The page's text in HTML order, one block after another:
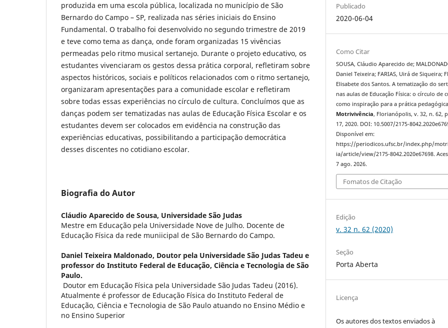
produzida em uma escola pública, localizada no município de São
Bernardo do Campo – SP, realizada nas séries iniciais do Ensino
Fundamental. O trabalho foi desenvolvido no segundo trimestre de 2019
e teve como tema as dança, onde foram organizadas 15 vivências
permeadas pelo ritmo musical sertanejo. Durante o projeto educativo, os
estudantes vivenciaram os gestos dessa prática corporal, refletiram sobre
aspectos históricos, sociais e políticos relacionados com o ritmo sertanejo,
organizaram apresentações para a comunidade escolar e refletiram
sobre todas essas experiências no círculo de cultura. Concluímos que as
danças podem ser tematizadas nas aulas de Educação Física Escolar e os
estudantes devem ser colocados em evidência na construção das
experiências educativas, possibilitando a participação democrática
desses discentes no cotidiano escolar.
Biografia do Autor
Cláudio Aparecido de Sousa, Universidade São Judas
Mestre em Educação pela Universidade Nove de Julho. Docente de
Educação Física da rede muniicipal de São Bernardo do Campo.
Daniel Teixeira Maldonado, Doutor pela Universidade São Judas Tadeu e
professor do Instituto Federal de Educação, Ciência e Tecnologia de São
Paulo.
Doutor em Educação Física pela Universidade São Judas Tadeu (2016).
Atualmente é professor de Educação Física do Instituto Federal de
Educação, Ciência e Tecnologia de São Paulo atuando no Ensino Médio e
no Ensino Superior
Publicado
2020-06-04
Como Citar
SOUSA, Cláudio Aparecido de;
Daniel Teixeira; FARIAS, Uirá de Siqueira;
Elisabete dos Santos. A tematização do
nas aulas de Educação Física: o círculo de
como inspiração para a prática
Motrivivência, Florianópolis, v. 32, n. 62,
17, 2020. DOI: 10.5007/2175-
Disponível em:
https://periodicos.ufsc.br/index.php/
ia/article/view/2175-8042.2020e67698.
7 ago. 2026.
Fomatos de Citação
Edição
v. 32 n. 62 (2020)
Seção
Porta Aberta
Licença
Os autores dos textos enviados à